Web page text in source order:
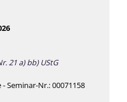
21 a) bb) UStG
Seminar-Nr.: 00071158